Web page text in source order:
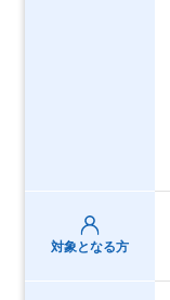
対象となる方